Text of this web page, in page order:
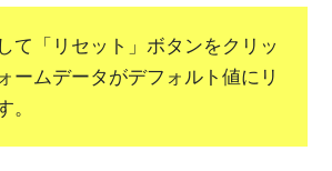
て「リセット」ボタンをクリッ
ームデータがデフォルト値にリ
。